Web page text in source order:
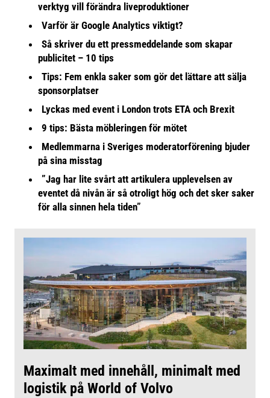
verktyg vill förändra liveproduktioner
Varför är Google Analytics viktigt?
Så skriver du ett pressmeddelande som skapar
publicitet – 10 tips
Tips: Fem enkla saker som gör det lättare att sälja
sponsorplatser
Lyckas med event i London trots ETA och Brexit
9 tips: Bästa möbleringen för mötet
Medlemmarna i Sveriges moderatorförening bjuder
på sina misstag
”Jag har lite svårt att artikulera upplevelsen av
eventet då nivån är så otroligt hög och det sker saker
för alla sinnen hela tiden”
Maximalt med innehåll, minimalt med
logistik på World of Volvo